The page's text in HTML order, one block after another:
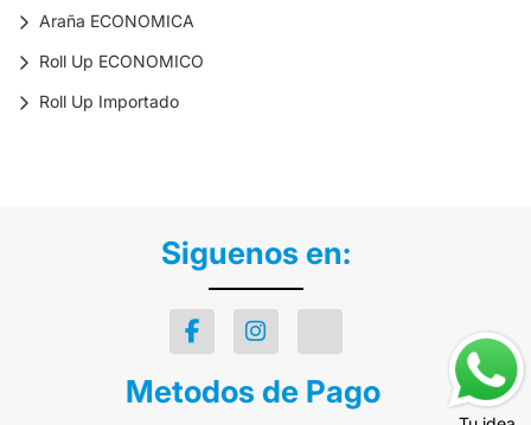
Araña ECONOMICA
Roll Up ECONOMICO
Roll Up Importado
Siguenos en:
Metodos de Pago